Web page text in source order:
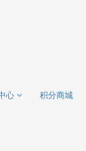
心 积分商城